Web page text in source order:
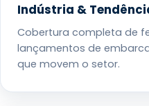
Indústria &
Cobertura completa de
lançamentos de
que movem o setor.